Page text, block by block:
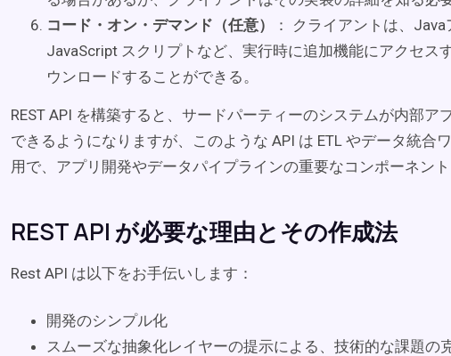
コード・オン・デマンド（任意）
： クライアントは、
JavaScript スクリプトなど、実行時に追加機能にアクセス
ウンロードすることができる。
REST API を構築すると、サードパーティーのシステムが内部ア
できるようになりますが、このような API は ETL やデータ統合
用で、アプリ開発やデータパイプラインの重要なコンポーネント
REST API が必要な理由とその作成法
Rest API は以下をお手伝いします：
開発のシンプル化
スムーズな抽象化レイヤーの提示による、技術的な課題の